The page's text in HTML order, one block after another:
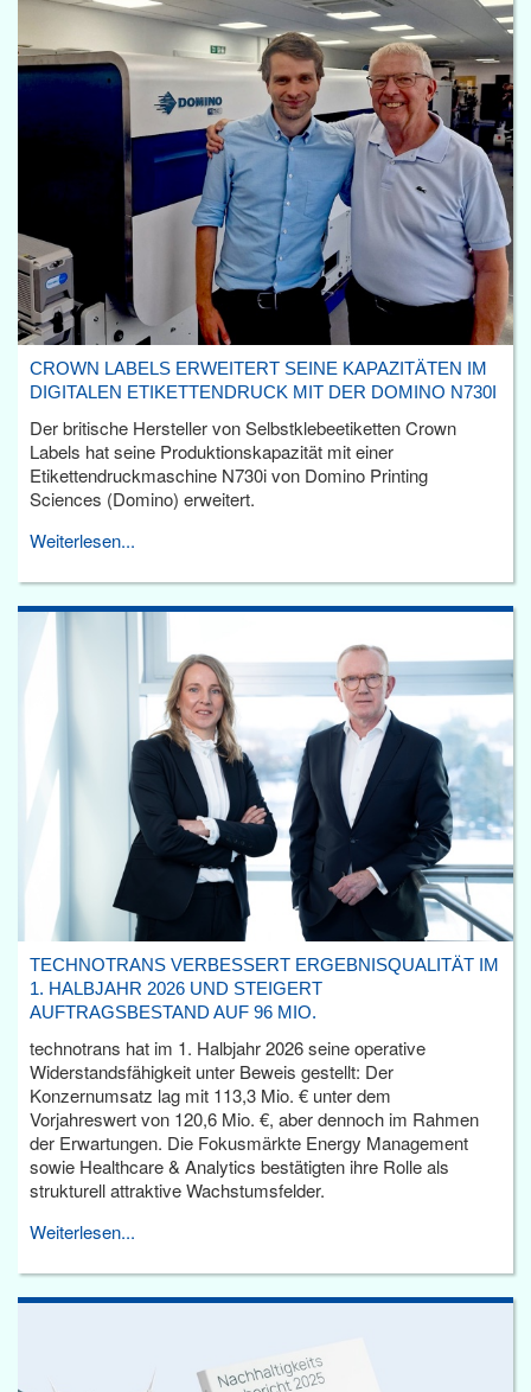
CROWN LABELS ERWEITERT SEINE KAPAZITÄTEN IM
DIGITALEN ETIKETTENDRUCK MIT DER DOMINO N730I
Der britische Hersteller von Selbstklebeetiketten Crown
Labels hat seine Produktionskapazität mit einer
Etikettendruckmaschine N730i von Domino Printing
Sciences (Domino) erweitert.
Weiterlesen...
TECHNOTRANS VERBESSERT ERGEBNISQUALITÄT IM
1. HALBJAHR 2026 UND STEIGERT
AUFTRAGSBESTAND AUF 96 MIO.
technotrans hat im 1. Halbjahr 2026 seine operative
Widerstandsfähigkeit unter Beweis gestellt: Der
Konzernumsatz lag mit 113,3 Mio. € unter dem
Vorjahreswert von 120,6 Mio. €, aber dennoch im Rahmen
der Erwartungen. Die Fokusmärkte Energy Management
sowie Healthcare & Analytics bestätigten ihre Rolle als
strukturell attraktive Wachstumsfelder.
Weiterlesen...